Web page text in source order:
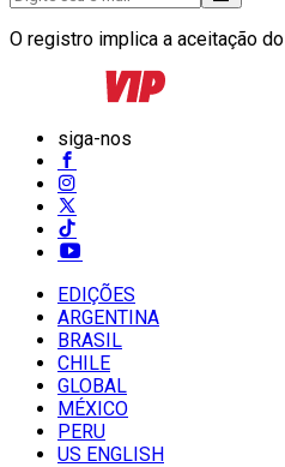
O registro implica a aceitação do
siga-nos
EDIÇÕES
ARGENTINA
BRASIL
CHILE
GLOBAL
MÉXICO
PERU
US ENGLISH